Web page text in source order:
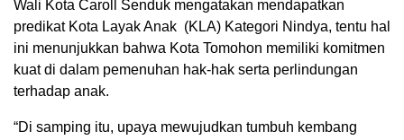
Wali Kota Caroll Senduk mengatakan mendapatkan
predikat Kota Layak Anak (KLA) Kategori Nindya, tentu hal
ini menunjukkan bahwa Kota Tomohon memiliki komitmen
kuat di dalam pemenuhan hak-hak serta perlindungan
terhadap anak.
“Di samping itu, upaya mewujudkan tumbuh kembang